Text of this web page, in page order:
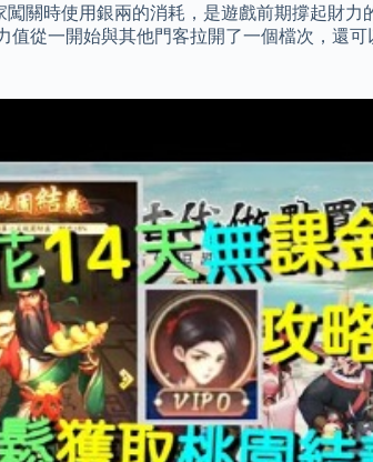
關時使用銀兩的消耗，是遊戲前期撐起財
從一開始與其他門客拉開了一個檔次，還